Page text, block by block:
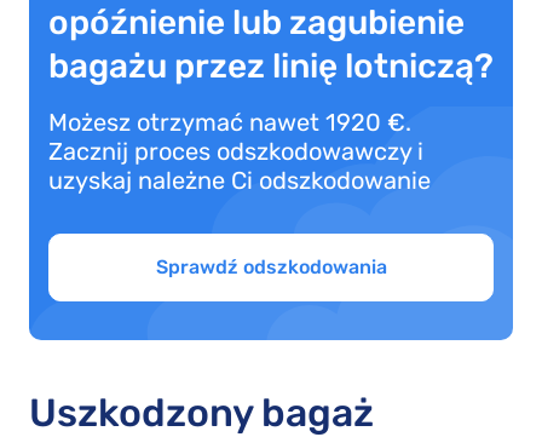
opóźnienie lub zagubienie
bagażu przez linię lotniczą?
Możesz otrzymać nawet 1920 €.
Zacznij proces odszkodowawczy i
uzyskaj należne Ci odszkodowanie
Sprawdź odszkodowania
Uszkodzony bagaż